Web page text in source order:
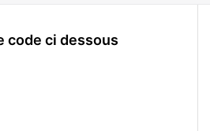
code ci dessous